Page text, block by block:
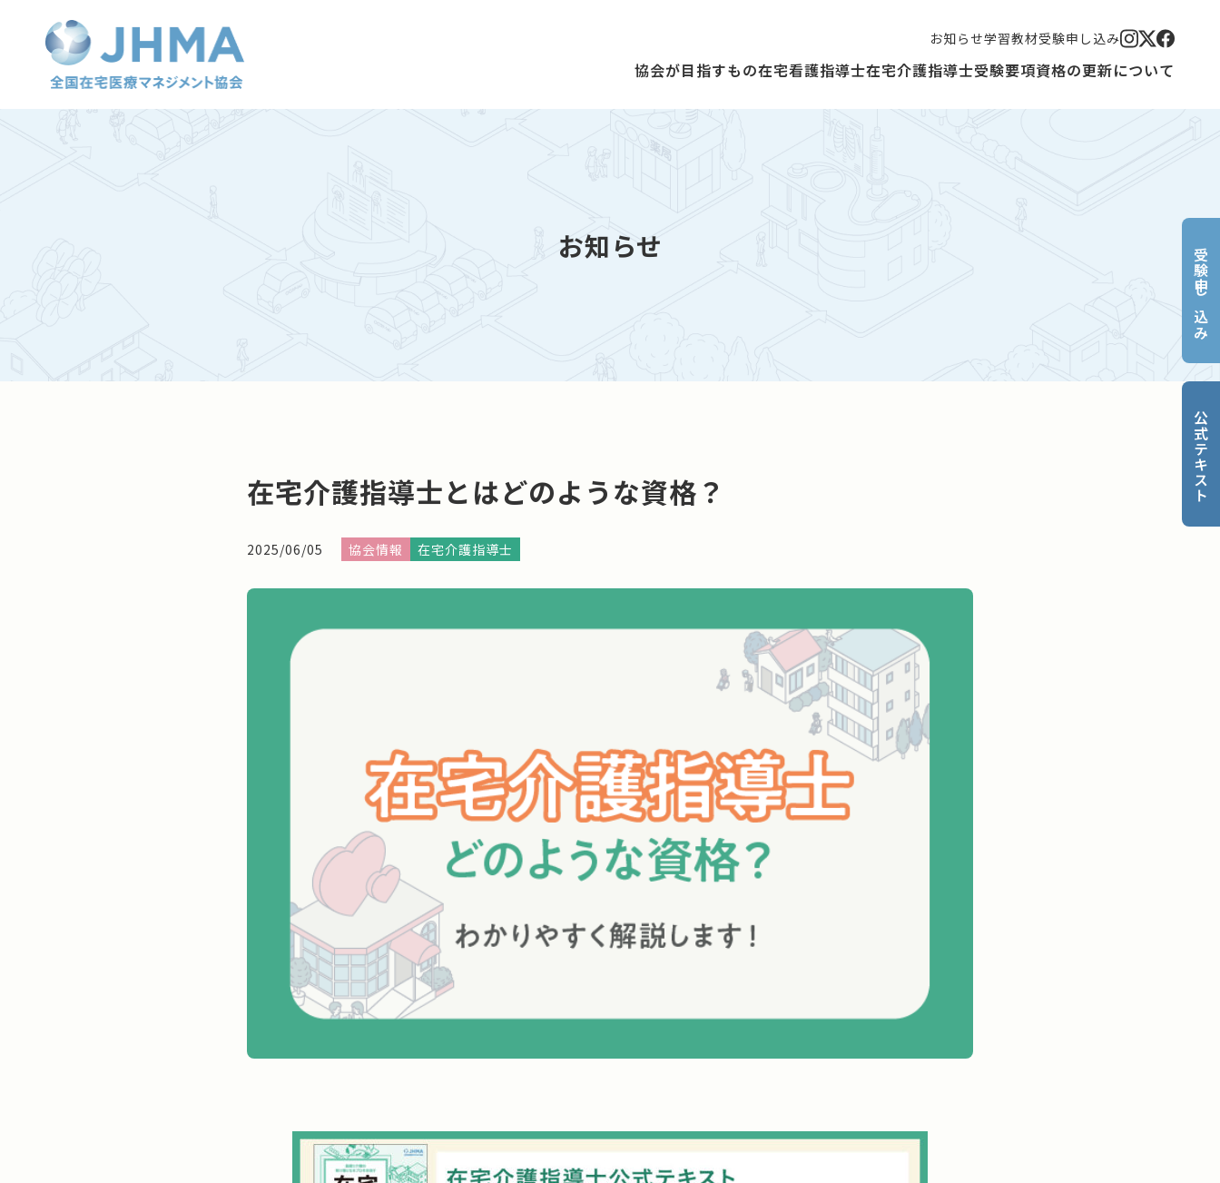
お知らせ学習教材受験申し込み
協会が目指すもの在宅看護指導士在宅介護指導士受験要項資格の更新について
受験申し込み
公式テキスト
お知らせ
在宅介護指導士とはどのような資格？
2025/06/05 協会情報 在宅介護指導士